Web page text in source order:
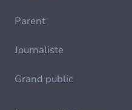
Parent
Journaliste
Grand public